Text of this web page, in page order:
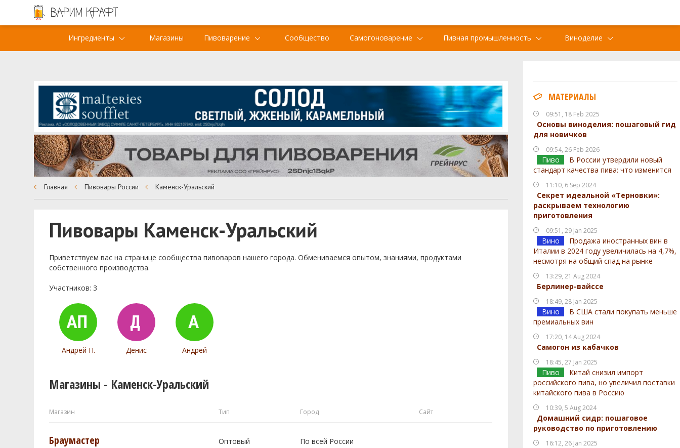
Ингредиенты Магазины Пивоварение Сообщество Самогоноварение Пивная промышленность Виноделие
МАТЕРИАЛЫ
09:51, 18 Feb 2025
Основы виноделия: пошаговый гид
для новичков
09:54, 26 Feb 2026
Пиво
В России утвердили новый
стандарт качества пива: что изменится
11:10, 6 Sep 2024
Секрет идеальной «Терновки»:
раскрываем технологию
приготовления
09:51, 29 Jan 2025
Вино
Продажа иностранных вин в
Италии в 2024 году увеличилась на 4,7%,
несмотря на общий спад на рынке
13:29, 21 Aug 2024
Берлинер-вайссе
18:49, 28 Jan 2025
Вино
В США стали покупать меньше
премиальных вин
17:20, 14 Aug 2024
Самогон из кабачков
18:45, 27 Jan 2025
Пиво
Китай снизил импорт
российского пива, но увеличил поставки
китайского пива в Россию
10:39, 5 Aug 2024
Домашний сидр: пошаговое
руководство по приготовлению
16:12, 26 Jan 2025
Главная Пивовары России Каменск-Уральский
Пивовары Каменск-Уральский
Приветствуем ваc на странице сообщества пивоваров нашего города. Обмениваемся опытом, знаниями, продуктами
собственного производства.
Участников: 3
Андрей П. Денис Андрей
Магазины - Каменск-Уральский
Магазин Тип Город Сайт
Браумастер Оптовый По всей России